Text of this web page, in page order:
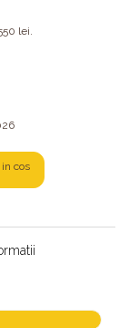
lei.
cos